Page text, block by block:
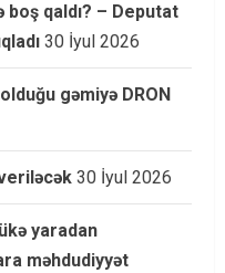
qaldı? – Deputat
30 İyul 2026
gəmiyə DRON
30 İyul 2026
yaradan
məhdudiyyət